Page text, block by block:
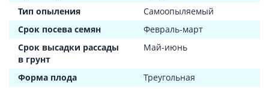
Тип опыления
Самоопыляемый
Срок посева семян
Февраль-март
Срок высадки рассады
в грунт
Май-июнь
Форма плода
Треугольная